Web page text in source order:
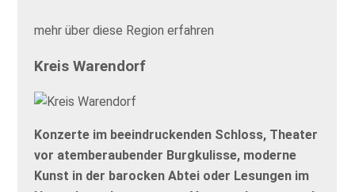
mehr über diese Region erfahren
Kreis Warendorf
Konzerte im beeindruckenden Schloss, Theater
vor atemberaubender Burgkulisse, moderne
Kunst in der barocken Abtei oder Lesungen im